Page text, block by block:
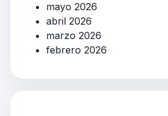
mayo 2026
abril 2026
marzo 2026
febrero 2026